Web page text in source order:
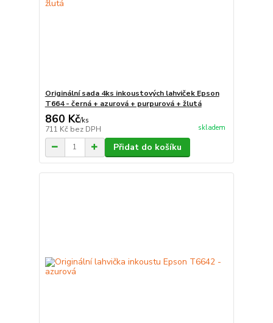
Originální sada 4ks inkoustových lahviček Epson
T664 - černá + azurová + purpurová + žlutá
860 Kč/ks
711 Kč bez DPH skladem
Přidat do košíku